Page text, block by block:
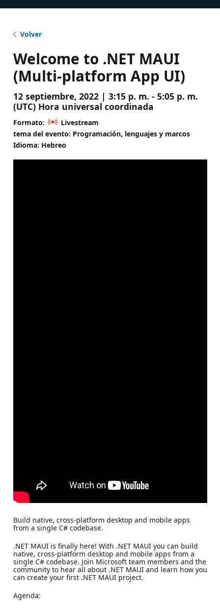
Volver
Welcome to .NET MAUI
(Multi-platform App UI)
12 septiembre, 2022 | 3:15 p. m. - 5:05 p. m.
(UTC) Hora universal coordinada
Formato:
Livestream
tema del evento: Programación, lenguajes y marcos
Idioma: Hebreo
Build native, cross-platform desktop and mobile apps
from a single C# codebase.
.NET MAUI is finally here! With .NET MAUI you can build
native, cross-platform desktop and mobile apps from a
single C# codebase. Join Microsoft team members and the
community to hear all about .NET MAUI and learn how you
can create your first .NET MAUI project.
Agenda: